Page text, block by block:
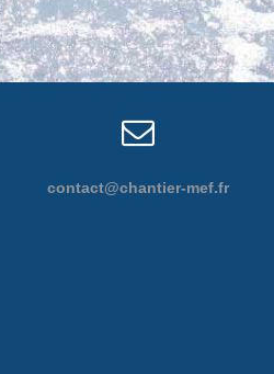
contact@chantier-mef.fr